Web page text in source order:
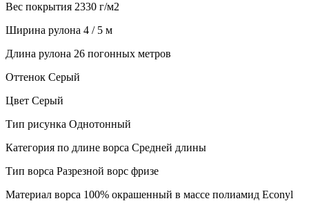
Вес покрытия 2330 г/м2
Ширина рулона 4 / 5 м
Длина рулона 26 погонных метров
Оттенок Серый
Цвет Серый
Тип рисунка Однотонный
Категория по длине ворса Средней длины
Тип ворса Разрезной ворс фризе
Материал ворса 100% окрашенный в массе полиамид Econyl